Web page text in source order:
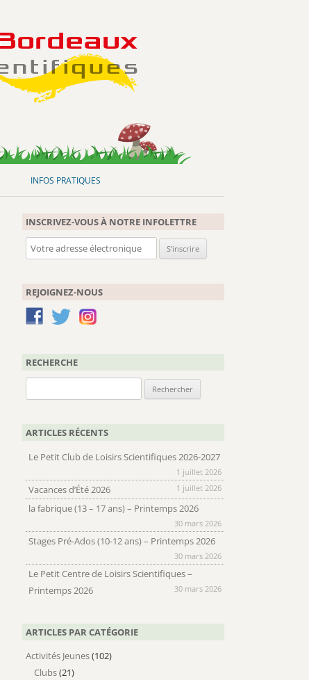
INFOS PRATIQUES
INSCRIVEZ-VOUS À NOTRE INFOLETTRE
REJOIGNEZ-NOUS
RECHERCHE
ARTICLES RÉCENTS
Le Petit Club de Loisirs Scientifiques 2026-2027
1 juillet 2026
Vacances d’Été 2026 1 juillet 2026
la fabrique (13 – 17 ans) – Printemps 2026
30 mars 2026
Stages Pré-Ados (10-12 ans) – Printemps 2026
30 mars 2026
Le Petit Centre de Loisirs Scientifiques –
Printemps 2026
30 mars 2026
ARTICLES PAR CATÉGORIE
Activités Jeunes(102)
Clubs(21)